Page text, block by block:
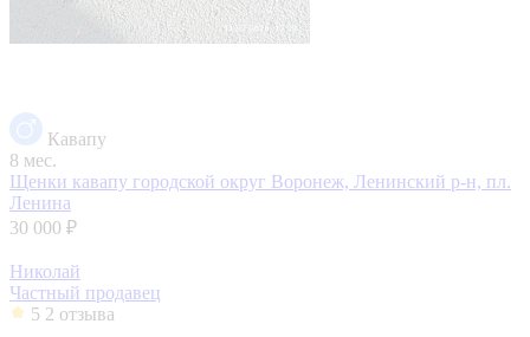
Кавапу
8 мес.
Щенки кавапу городской округ Воронеж, Ленинский р-н, пл.
Ленина
30 000 ₽
Николай
Частный продавец
5 2 отзыва